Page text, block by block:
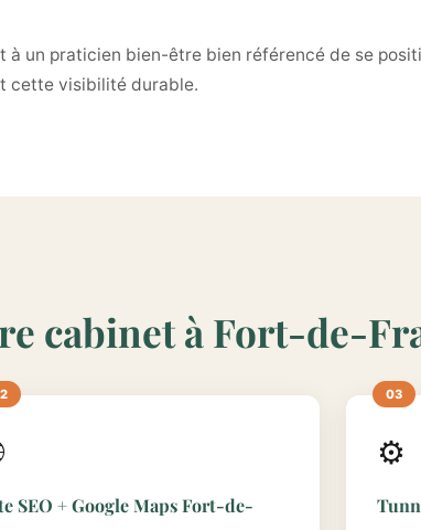
un praticien bien-être bien référencé de se
cette visibilité durable.
cabinet à Fort-de-
SEO + Google Maps Fort-de-
⚙️